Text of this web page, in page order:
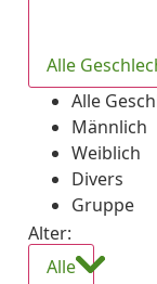
Alle
Alle
Männlich
Weiblich
Divers
Gruppe
Alter:
Alle